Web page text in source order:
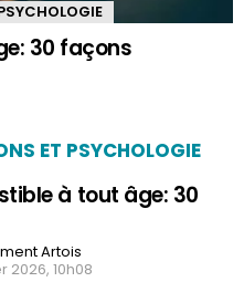
30 façons
ET PSYCHOLOGIE
à tout âge: 30
Artois
2026, 10h08